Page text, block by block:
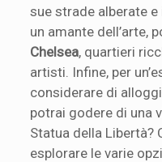
sue strade alberate
un amante dell’arte,
Chelsea, quartieri
artisti. Infine, per
considerare di
potrai godere di una
Statua della Libertà?
esplorare le varie